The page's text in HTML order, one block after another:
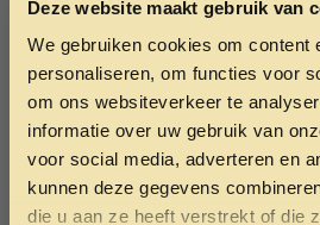
Deze website maakt gebruik van
We gebruiken cookies om content
personaliseren, om functies voor
om ons websiteverkeer te
informatie over uw gebruik van
voor social media, adverteren en
kunnen deze gegevens
die u aan ze heeft verstrekt of die
Ferplast sippy medium 300ml
9.50
Toevoegen aan
ONTVANG 5%
JE EERSTE